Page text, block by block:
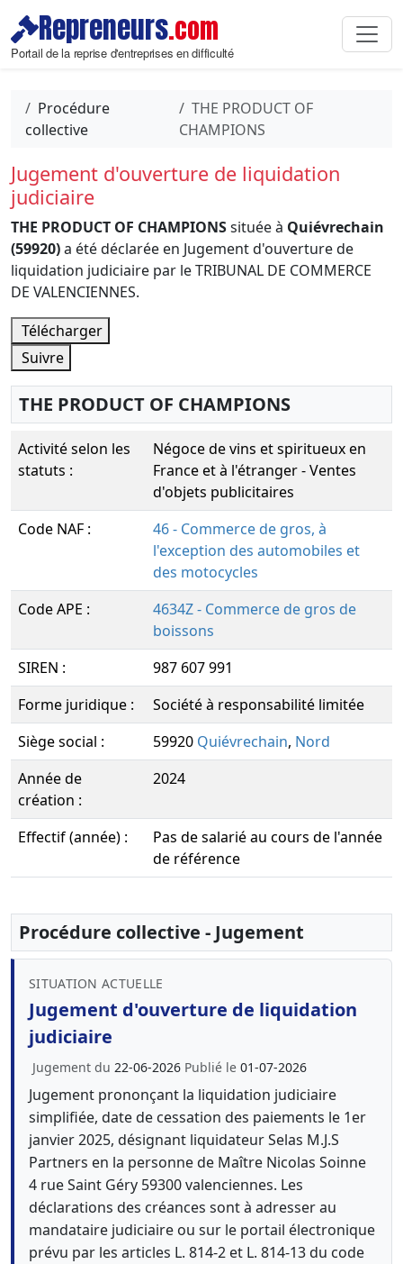
Repreneurs.com
Portail de la reprise d'entreprises en difficulté
Procédure
collective
THE PRODUCT OF
CHAMPIONS
Jugement d'ouverture de liquidation
judiciaire
THE PRODUCT OF CHAMPIONSsituée à Quiévrechain
(59920)a été déclarée en Jugement d'ouverture de
liquidation judiciaire par le TRIBUNAL DE COMMERCE
DE VALENCIENNES.
Télécharger
Suivre
THE PRODUCT OF CHAMPIONS
Activité selon les
statuts :
Négoce de vins et spiritueux en
France et à l'étranger - Ventes
d'objets publicitaires
Code NAF :
46 - Commerce de gros, à
l'exception des automobiles et
des motocycles
Code APE :
4634Z - Commerce de gros de
boissons
SIREN :
987 607 991
Forme juridique :
Société à responsabilité limitée
Siège social :
59920 Quiévrechain, Nord
Année de
création :
2024
Effectif (année) :
Pas de salarié au cours de l'année
de référence
Procédure collective - Jugement
SITUATION ACTUELLE
Jugement d'ouverture de liquidation
judiciaire
Jugement du 22-06-2026 Publié le 01-07-2026
Jugement prononçant la liquidation judiciaire
simplifiée, date de cessation des paiements le 1er
janvier 2025, désignant liquidateur Selas M.J.S
Partners en la personne de Maître Nicolas Soinne
4 rue Saint Géry 59300 valenciennes. Les
déclarations des créances sont à adresser au
mandataire judiciaire ou sur le portail électronique
prévu par les articles L. 814-2 et L. 814-13 du code